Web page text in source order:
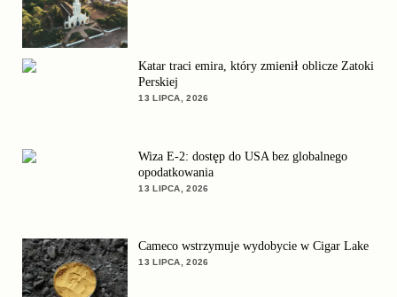
Katar traci emira, który zmienił oblicze Zatoki
Perskiej
13 LIPCA, 2026
Wiza E-2: dostęp do USA bez globalnego
opodatkowania
13 LIPCA, 2026
Cameco wstrzymuje wydobycie w Cigar Lake
13 LIPCA, 2026